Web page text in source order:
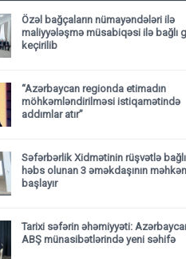
Özəl bağçaların nümayəndələri ilə
maliyyələşmə müsabiqəsi ilə bağlı
keçirilib
“Azərbaycan regionda etimadın
möhkəmləndirilməsi istiqamətində
addımlar atır”
Səfərbərlik Xidmətinin rüşvətlə bağlı
həbs olunan 3 əməkdaşının
başlayır
Tarixi səfərin əhəmiyyəti:
ABŞ münasibətlərində yeni səhifə